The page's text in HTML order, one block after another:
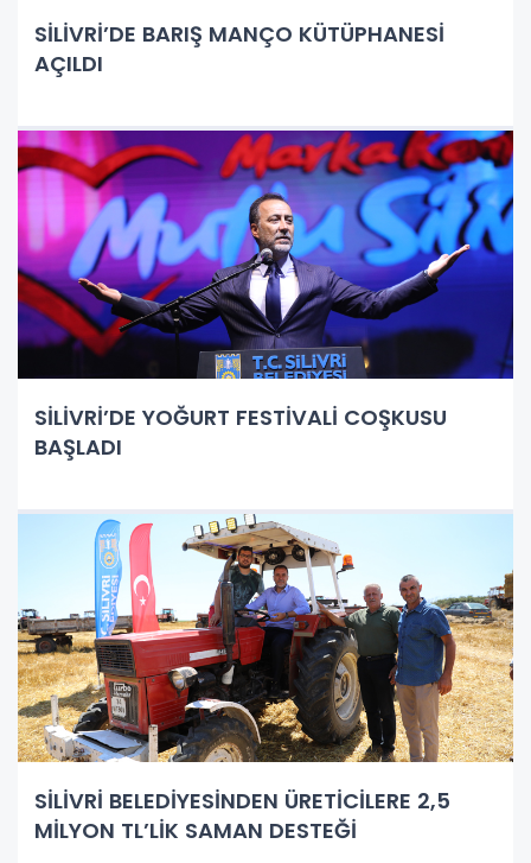
SİLİVRİ’DE BARIŞ MANÇO KÜTÜPHANESİ
AÇILDI
SİLİVRİ’DE YOĞURT FESTİVALİ COŞKUSU
BAŞLADI
SİLİVRİ BELEDİYESİNDEN ÜRETİCİLERE 2,5
MİLYON TL’LİK SAMAN DESTEĞİ